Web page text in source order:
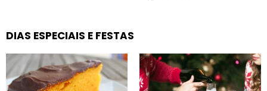
DIAS ESPECIAIS E FESTAS